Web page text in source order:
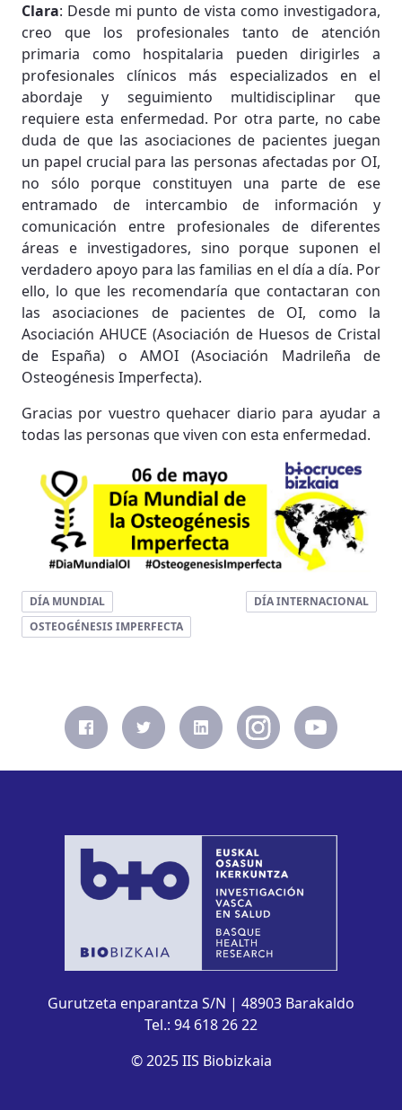
Clara: Desde mi punto de vista como investigadora,
creo que los profesionales tanto de atención
primaria como hospitalaria pueden dirigirles a
profesionales clínicos más especializados en el
abordaje y seguimiento multidisciplinar que
requiere esta enfermedad. Por otra parte, no cabe
duda de que las asociaciones de pacientes juegan
un papel crucial para las personas afectadas por OI,
no sólo porque constituyen una parte de ese
entramado de intercambio de información y
comunicación entre profesionales de diferentes
áreas e investigadores, sino porque suponen el
verdadero apoyo para las familias en el día a día. Por
ello, lo que les recomendaría que contactaran con
las asociaciones de pacientes de OI, como la
Asociación AHUCE (Asociación de Huesos de Cristal
de España) o AMOI (Asociación Madrileña de
Osteogénesis Imperfecta).
Gracias por vuestro quehacer diario para ayudar a
todas las personas que viven con esta enfermedad.
DÍA MUNDIAL
DÍA INTERNACIONAL
OSTEOGÉNESIS IMPERFECTA
Gurutzeta enparantza S/N | 48903 Barakaldo
Tel.: 94 618 26 22
© 2025 IIS Biobizkaia